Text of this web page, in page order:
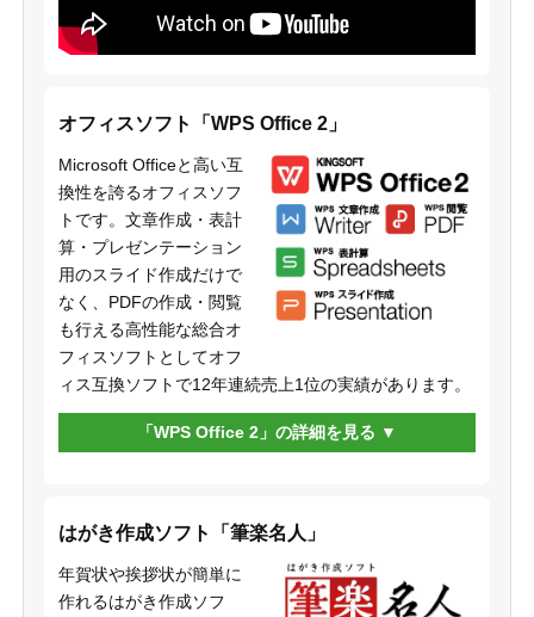
オフィスソフト「WPS Office 2」
Microsoft Officeと高い互
換性を誇るオフィスソフ
トです。文章作成・表計
算・プレゼンテーション
用のスライド作成だけで
なく、PDFの作成・閲覧
も行える高性能な総合オ
フィスソフトとしてオフ
ィス互換ソフトで12年連続売上1位の実績があります。
「WPS Office 2」の詳細を見る
はがき作成ソフト「筆楽名人」
年賀状や挨拶状が簡単に
作れるはがき作成ソフ